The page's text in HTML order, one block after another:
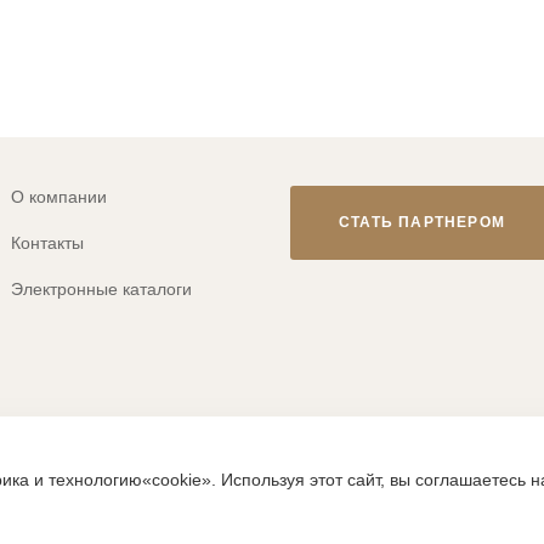
О компании
Контакты
Электронные каталоги
СТАТЬ ПАРТНЕРОМ
clever-style.ru, включая, но не ограничиваясь, текстом,
и технологию«cookie». Используя этот сайт, вы соглашаетесь